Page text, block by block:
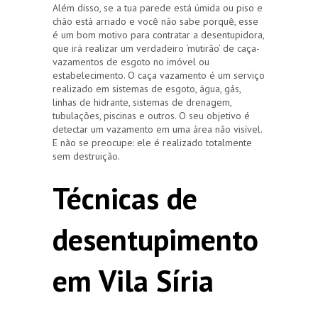
Além disso, se a tua parede está úmida ou piso e
chão está arriado e você não sabe porquê, esse
é um bom motivo para contratar a desentupidora,
que irá realizar um verdadeiro ‘mutirão’ de caça-
vazamentos de esgoto no imóvel ou
estabelecimento. O caça vazamento é um serviço
realizado em sistemas de esgoto, água, gás,
linhas de hidrante, sistemas de drenagem,
tubulações, piscinas e outros. O seu objetivo é
detectar um vazamento em uma área não visível.
E não se preocupe: ele é realizado totalmente
sem destruição.
Técnicas de
desentupimento
em Vila Síria